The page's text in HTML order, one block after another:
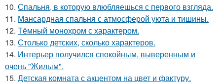
10. Спальня, в которую влюбляешься с первого взгляда.
11. Мансардная спальня с атмосферой уюта и тишины.
12. Тёмный монохром с характером.
13. Столько детских, сколько характеров.
14. Интерьер получился спокойным, выверенным и
очень "Жилым".
15. Детская комната с акцентом на цвет и фактуру.